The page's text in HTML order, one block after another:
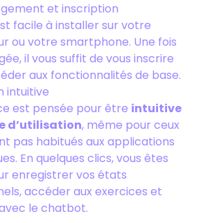
et inscription
facile à installer sur votre
ou votre smartphone. Une fois
il vous suffit de vous inscrire
aux fonctionnalités de base.
intuitive
est pensée pour être intuitive
d’utilisation, même pour ceux
pas habitués aux applications
En quelques clics, vous êtes
enregistrer vos états
accéder aux exercices et
le chatbot.